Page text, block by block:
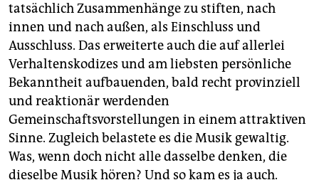
tatsächlich Zusammenhänge zu stiften, nach
innen und nach außen, als Einschluss und
Ausschluss. Das erweiterte auch die auf allerlei
Verhaltenskodizes und am liebsten persönliche
Bekanntheit aufbauenden, bald recht provinziell
und reaktionär werdenden
Gemeinschaftsvorstellungen in einem attraktiven
Sinne. Zugleich belastete es die Musik gewaltig.
Was, wenn doch nicht alle dasselbe denken, die
dieselbe Musik hören? Und so kam es ja auch.